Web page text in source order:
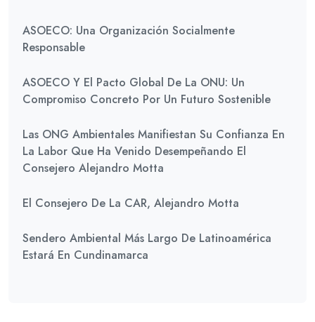
ASOECO: Una Organización Socialmente
Responsable
ASOECO Y El Pacto Global De La ONU: Un
Compromiso Concreto Por Un Futuro Sostenible
Las ONG Ambientales Manifiestan Su Confianza En
La Labor Que Ha Venido Desempeñando El
Consejero Alejandro Motta
El Consejero De La CAR, Alejandro Motta
Sendero Ambiental Más Largo De Latinoamérica
Estará En Cundinamarca